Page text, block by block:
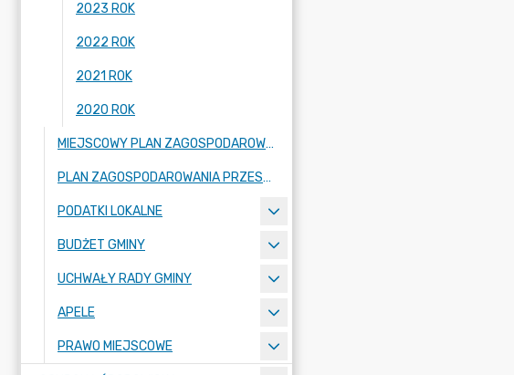
2023 ROK
2022 ROK
2021 ROK
2020 ROK
MIEJSCOWY PLAN ZAGOSPODAROWANIA PRZESTRZENNEGO
PLAN ZAGOSPODAROWANIA PRZESTRZENNEGO
PODATKI LOKALNE
BUDŻET GMINY
UCHWAŁY RADY GMINY
APELE
PRAWO MIEJSCOWE